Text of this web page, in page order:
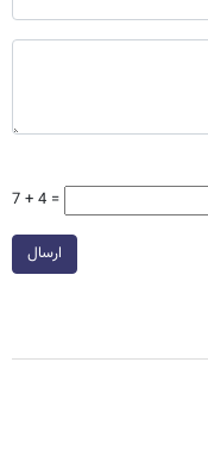
7 + 4 =
ارسال